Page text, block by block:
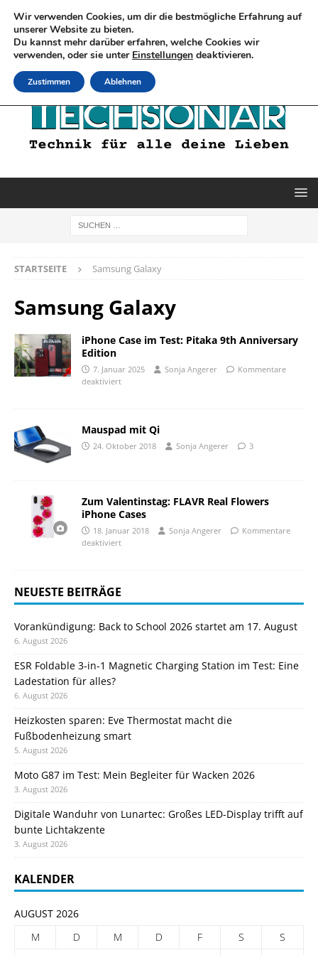
STARTSEITE Samsung Galaxy
Samsung Galaxy
iPhone Case im Test: Pitaka 9th Anniversary
Edition
7. Januar 2025 Sonja Angerer
Kommentare
deaktiviert
Mauspad mit Qi
24. Oktober 2018 Sonja Angerer 3
Zum Valentinstag: FLAVR Real Flowers
iPhone Cases
18. Januar 2018 Sonja Angerer
Kommentare
deaktiviert
NEUESTE BEITRÄGE
Vorankündigung: Back to School 2026 startet am 17. August
6. August 2026
ESR Foldable 3-in-1 Magnetic Charging Station im Test: Eine
Ladestation für alles?
6. August 2026
Heizkosten sparen: Eve Thermostat macht die
Fußbodenheizung smart
5. August 2026
Moto G87 im Test: Mein Begleiter für Wacken 2026
3. August 2026
Digitale Wanduhr von Lunartec: Großes LED-Display trifft auf
bunte Lichtakzente
3. August 2026
KALENDER
AUGUST 2026
M
D M D F S
S
Wir verwenden Cookies, um dir die bestmögliche Erfahrung auf
unserer Website zu bieten.
Du kannst mehr darüber erfahren, welche Cookies wir
verwenden, oder sie unter Einstellungen deaktivieren.
Zustimmen Ablehnen